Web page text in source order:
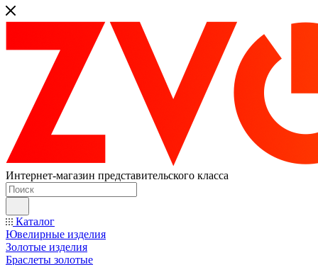
Интернет-магазин представительского класса
Каталог
Ювелирные изделия
Золотые изделия
Браслеты золотые